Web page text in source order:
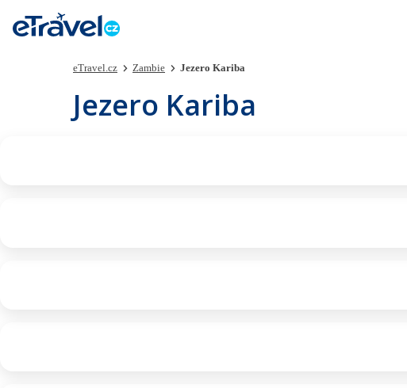
eTravel.cz Zambie Jezero Kariba
Jezero Kariba